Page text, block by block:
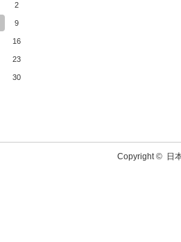
2
9
16
23
30
Copyright © 日